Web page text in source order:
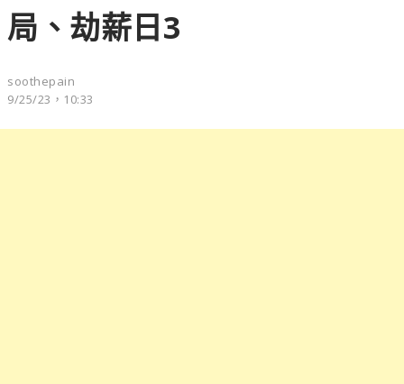
局、劫薪日3
soothepain
9/25/23，10:33